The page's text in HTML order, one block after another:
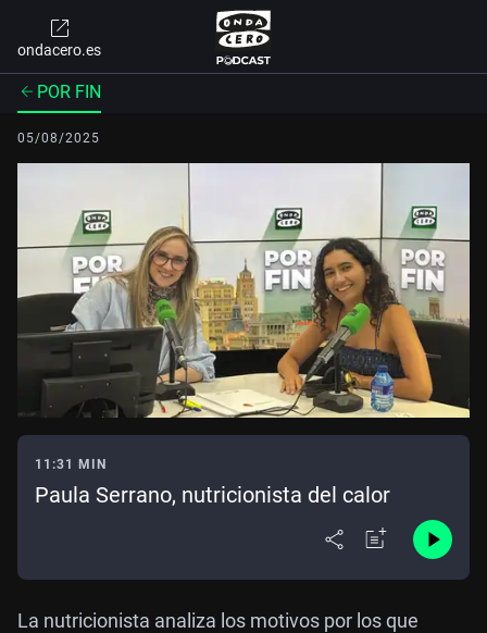
ondacero.es
POR FIN
05/08/2025
11:31 MIN
Paula Serrano, nutricionista del calor
La nutricionista analiza los motivos por los que